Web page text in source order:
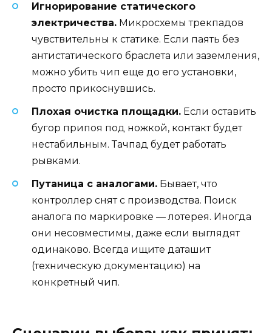
Игнорирование статического
электричества. Микросхемы трекпадов
чувствительны к статике. Если паять без
антистатического браслета или заземления,
можно убить чип еще до его установки,
просто прикоснувшись.
Плохая очистка площадки. Если оставить
бугор припоя под ножкой, контакт будет
нестабильным. Тачпад будет работать
рывками.
Путаница с аналогами. Бывает, что
контроллер снят с производства. Поиск
аналога по маркировке — лотерея. Иногда
они несовместимы, даже если выглядят
одинаково. Всегда ищите даташит
(техническую документацию) на
конкретный чип.